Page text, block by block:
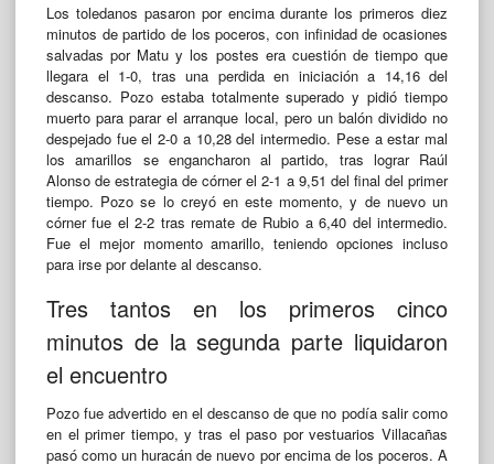
Los toledanos pasaron por encima durante los primeros diez
minutos de partido de los poceros, con infinidad de ocasiones
salvadas por Matu y los postes era cuestión de tiempo que
llegara el 1-0, tras una perdida en iniciación a 14,16 del
descanso. Pozo estaba totalmente superado y pidió tiempo
muerto para parar el arranque local, pero un balón dividido no
despejado fue el 2-0 a 10,28 del intermedio. Pese a estar mal
los amarillos se engancharon al partido, tras lograr Raúl
Alonso de estrategia de córner el 2-1 a 9,51 del final del primer
tiempo. Pozo se lo creyó en este momento, y de nuevo un
córner fue el 2-2 tras remate de Rubio a 6,40 del intermedio.
Fue el mejor momento amarillo, teniendo opciones incluso
para irse por delante al descanso.
Tres tantos en los primeros cinco
minutos de la segunda parte liquidaron
el encuentro
Pozo fue advertido en el descanso de que no podía salir como
en el primer tiempo, y tras el paso por vestuarios Villacañas
pasó como un huracán de nuevo por encima de los poceros. A